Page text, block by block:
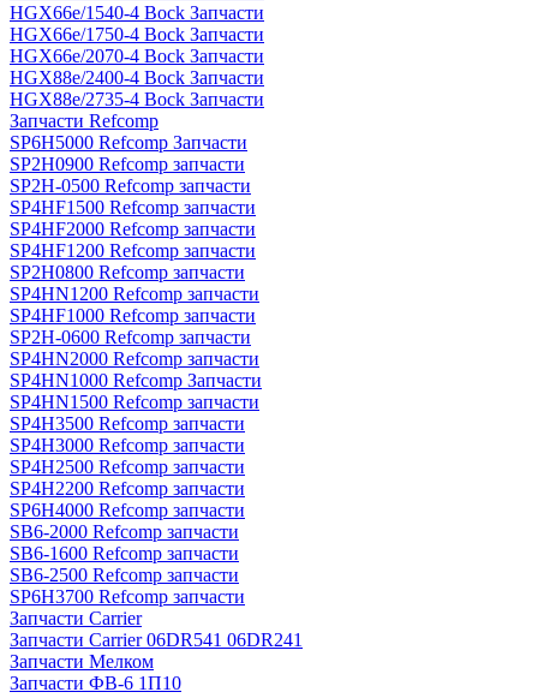
HGX66e/1540-4 Bock Запчасти
HGX66e/1750-4 Bock Запчасти
HGX66e/2070-4 Bock Запчасти
HGX88e/2400-4 Bock Запчасти
HGX88e/2735-4 Bock Запчасти
Запчасти Refcomp
SP6H5000 Refcomp Запчасти
SP2H0900 Refcomp запчасти
SP2H-0500 Refcomp запчасти
SP4HF1500 Refcomp запчасти
SP4HF2000 Refcomp запчасти
SP4HF1200 Refcomp запчасти
SP2H0800 Refcomp запчасти
SP4HN1200 Refcomp запчасти
SP4HF1000 Refcomp запчасти
SP2H-0600 Refcomp запчасти
SP4HN2000 Refcomp запчасти
SP4HN1000 Refcomp Запчасти
SP4HN1500 Refcomp запчасти
SP4H3500 Refcomp запчасти
SP4H3000 Refcomp запчасти
SP4H2500 Refcomp запчасти
SP4H2200 Refcomp запчасти
SP6H4000 Refcomp запчасти
SB6-2000 Refcomp запчасти
SB6-1600 Refcomp запчасти
SB6-2500 Refcomp запчасти
SP6H3700 Refcomp запчасти
Запчасти Carrier
Запчасти Carrier 06DR541 06DR241
Запчасти Мелком
Запчасти ФВ-6 1П10